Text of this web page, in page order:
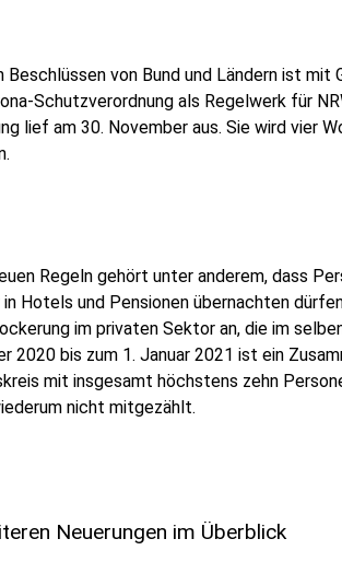
Beschlüssen von Bund und Ländern ist
Schutzverordnung als Regelwerk für
lief am 30. November aus. Sie wird vier
Regeln gehört unter anderem, dass
in Hotels und Pensionen übernachten
im privaten Sektor an, die im
2020 bis zum 1. Januar 2021 ist ein
mit insgesamt höchstens zehn
nicht mitgezählt.
Neuerungen im Überblick